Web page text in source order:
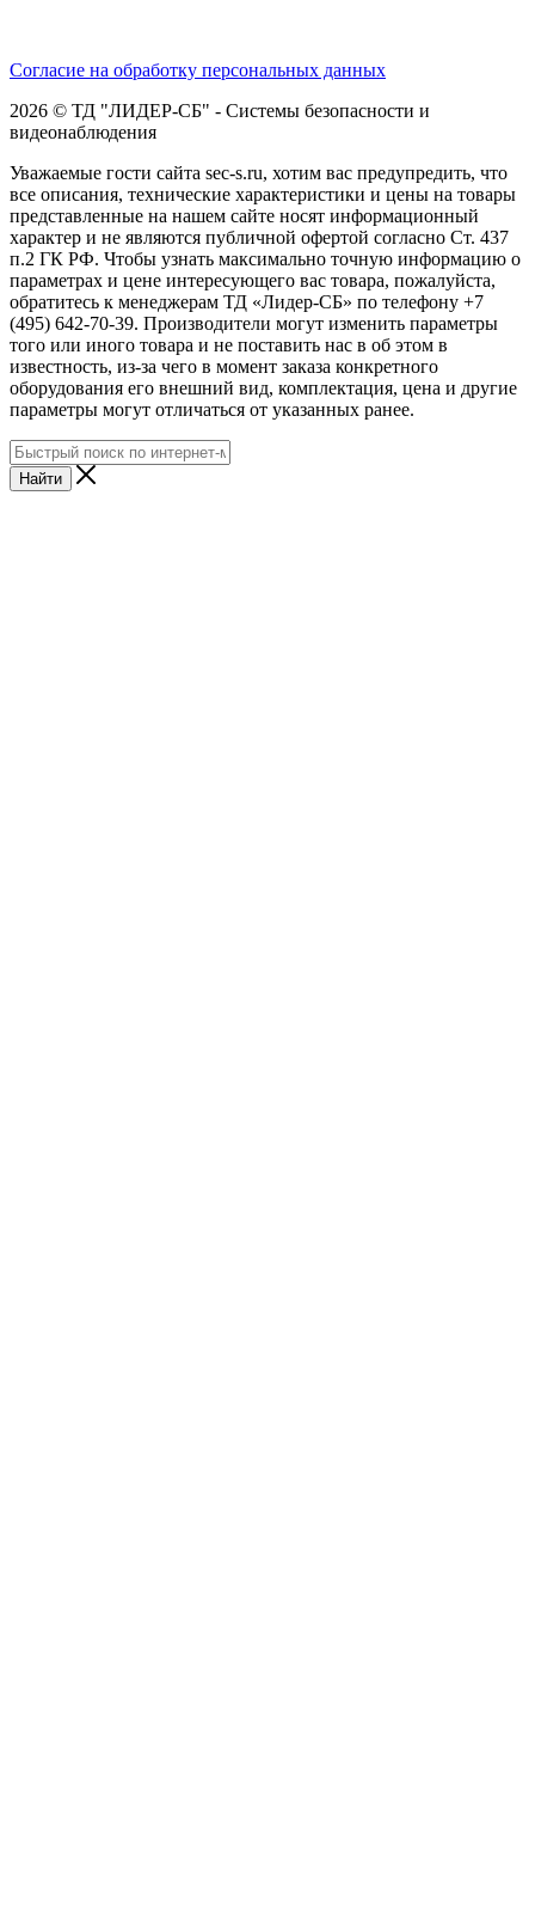
Согласие на обработку персональных данных
2026 © ТД "ЛИДЕР-СБ" - Системы безопасности и
видеонаблюдения
Уважаемые гости сайта sec-s.ru, хотим вас предупредить, что
все описания, технические характеристики и цены на товары
представленные на нашем сайте носят информационный
характер и не являются публичной офертой согласно Ст. 437
п.2 ГК РФ. Чтобы узнать максимально точную информацию о
параметрах и цене интересующего вас товара, пожалуйста,
обратитесь к менеджерам ТД «Лидер-СБ» по телефону +7
(495) 642-70-39. Производители могут изменить параметры
того или иного товара и не поставить нас в об этом в
известность, из-за чего в момент заказа конкретного
оборудования его внешний вид, комплектация, цена и другие
параметры могут отличаться от указанных ранее.
Найти